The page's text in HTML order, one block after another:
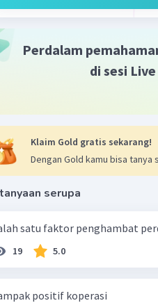
Perdalam
di sesi
Klaim Gold gratis sekarang!
Dengan Gold kamu bisa tanya
serupa
satu faktor penghambat
19 5.0
positif koperasi